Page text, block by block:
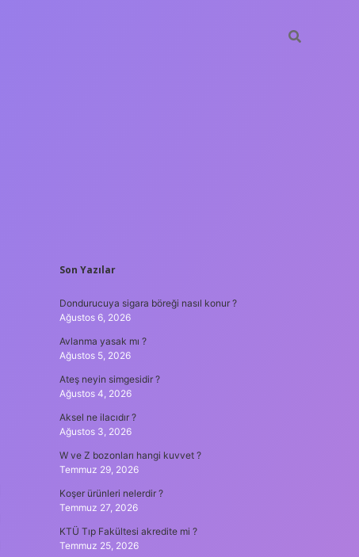
SIDEBAR
Son Yazılar
Dondurucuya sigara böreği nasıl konur ?
Ağustos 6, 2026
Avlanma yasak mı ?
Ağustos 5, 2026
Ateş neyin simgesidir ?
Ağustos 4, 2026
Aksel ne ilacıdır ?
Ağustos 3, 2026
W ve Z bozonları hangi kuvvet ?
Temmuz 29, 2026
Koşer ürünleri nelerdir ?
Temmuz 27, 2026
KTÜ Tıp Fakültesi akredite mi ?
Temmuz 25, 2026